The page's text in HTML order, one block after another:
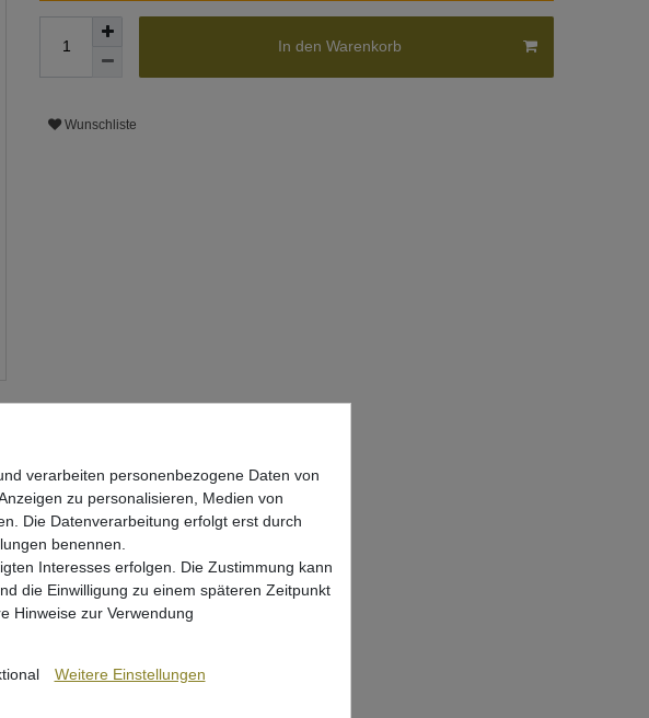
In den Warenkorb
Wunschliste
verarbeiten personenbezogene Daten von
zu personalisieren, Medien von
Die Datenverarbeitung erfolgt erst durch
benennen.
Interesses erfolgen. Die Zustimmung kann
die Einwilligung zu einem späteren Zeitpunkt
Hinweise zur Verwendung
Weitere Einstellungen